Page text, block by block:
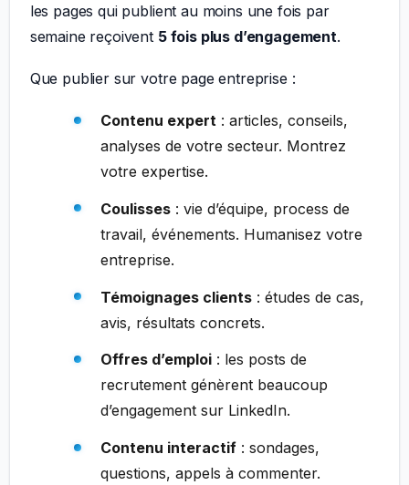
les pages qui publient au moins une fois par
semaine reçoivent 5 fois plus d’engagement.
Que publier sur votre page entreprise :
Contenu expert : articles, conseils,
analyses de votre secteur. Montrez
votre expertise.
Coulisses: vie d’équipe, process de
travail, événements. Humanisez votre
entreprise.
Témoignages clients: études de cas,
avis, résultats concrets.
Offres d’emploi: les posts de
recrutement génèrent beaucoup
d’engagement sur LinkedIn.
Contenu interactif: sondages,
questions, appels à commenter.